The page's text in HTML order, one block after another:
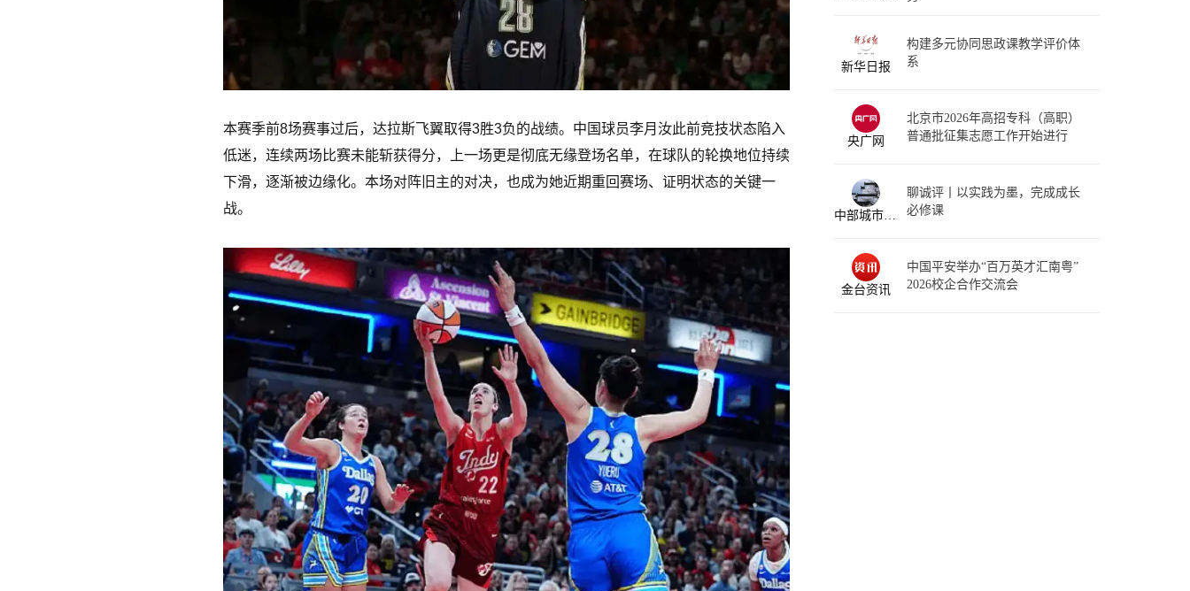
本赛季前8场赛事过后，达拉斯飞翼取得3胜3负的战绩。中国球员李月汝此前竞技状态陷入
低迷，连续两场比赛未能斩获得分，上一场更是彻底无缘登场名单，在球队的轮换地位持续
下滑，逐渐被边缘化。本场对阵旧主的对决，也成为她近期重回赛场、证明状态的关键一
战。
新华日报
构建多元协同思政课教学评价体
系
央广网
北京市2026年高招专科（高职）
普通批征集志愿工作开始进行
中部城市生活指南
聊诚评丨以实践为墨，完成成长
必修课
金台资讯
中国平安举办“百万英才汇南粤”
2026校企合作交流会